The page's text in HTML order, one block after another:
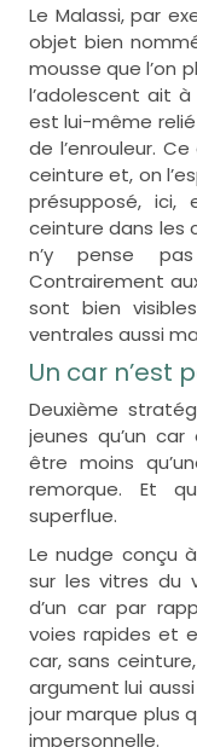
Le Malassi, par
objet bien
mousse que l’on
l’adolescent ait à
est lui-même
de l’enrouleur.
ceinture et, on
présupposé,
ceinture dans les
n’y pense
Contrairement
sont bien
ventrales aussi
Un car n’est
Deuxième
jeunes qu’un
être moins
remorque. Et
superflue.
Le nudge conçu
sur les vitres du
d’un car par
voies rapides et
car, sans
argument lui
jour marque plus
impersonnelle.